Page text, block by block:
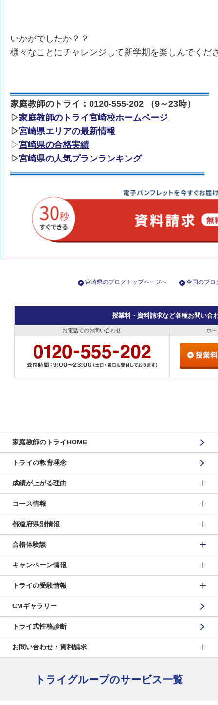
いかがでしたか？？
様々なことにチャレンジして新学期を楽しんでくだ
家庭教師のトライ：0120-555-202 （9～23時）
▷家庭教師のトライ宮崎校ホームページ
▷宮崎県エリアの最新情報
▷宮崎県の合格実績
▷宮崎県の人気プランランキング
宮崎県のブログトップページへ 全国のブロ
授業料・資料請求など各種お問い合
お電話でのお問い合わせ ホ
家庭教師のトライHOME
トライの教育理念
成績が上がる理由
コース情報
都道府県別情報
合格体験談
キャンペーン情報
トライの受験情報
CMギャラリー
トライ式性格診断
お問い合わせ・資料請求
トライグループのサービス一覧